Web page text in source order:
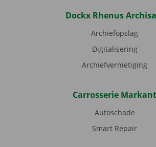
Dockx Rhenus
Archiefopslag
Digitalisering
Archiefvernietiging
Carrosserie Markant
Autoschade
Smart Repair